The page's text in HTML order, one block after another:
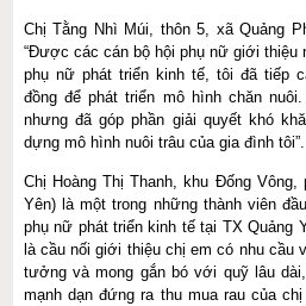
Chị Tằng Nhì Múi, thôn 5, xã Quảng
“Được các cán bộ hội phụ nữ giới thiệu
phụ nữ phát triển kinh tế, tôi đã tiếp
đồng để phát triển mô hình chăn
nhưng đã góp phần giải quyết khó
dựng mô hình nuôi trâu của gia đình tôi”.
Chị Hoàng Thị Thanh, khu Đống
Yên) là một trong những thành viên
phụ nữ phát triển kinh tế tại TX Quảng
là cầu nối giới thiệu chị em có nhu cầu
tưởng và mong gắn bó với quỹ lâu
mạnh dạn đứng ra thu mua rau của